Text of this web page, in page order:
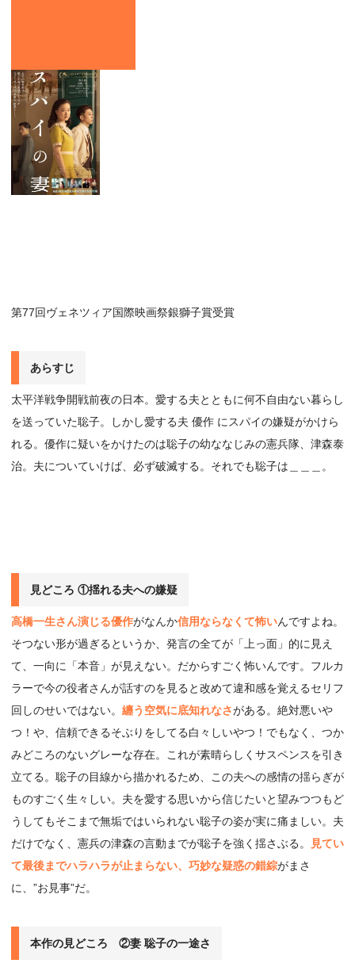
第77回ヴェネツィア国際映画祭銀獅子賞受賞
あらすじ
太平洋戦争開戦前夜の日本。愛する夫とともに何不自由ない暮らし
を送っていた聡子。しかし愛する夫 優作 にスパイの嫌疑がかけら
れる。優作に疑いをかけたのは聡子の幼ななじみの憲兵隊、津森泰
治。夫についていけば、必ず破滅する。それでも聡子は＿＿＿。
見どころ ①揺れる夫への嫌疑
高橋一生さん演じる優作がなんか信用ならなくて怖いんですよね。
そつない形が過ぎるというか、発言の全てが「上っ面」的に見え
て、一向に「本音」が見えない。だからすごく怖いんです。フルカ
ラーで今の役者さんが話すのを見ると改めて違和感を覚えるセリフ
回しのせいではない。 纏う空気に底知れなさがある。絶対悪いや
つ！や、信頼できるそぶりをしてる白々しいやつ！でもなく、つか
みどころのないグレーな存在。これが素晴らしくサスペンスを引き
立てる。聡子の目線から描かれるため、この夫への感情の揺らぎが
ものすごく生々しい。夫を愛する思いから信じたいと望みつつもど
うしてもそこまで無垢ではいられない聡子の姿が実に痛ましい。夫
だけでなく、憲兵の津森の言動までが聡子を強く揺さぶる。
見てい
て最後までハラハラが止まらない、巧妙な疑惑の錯綜がまさ
に、”お見事”だ。
本作の見どころ ②妻 聡子の一途さ